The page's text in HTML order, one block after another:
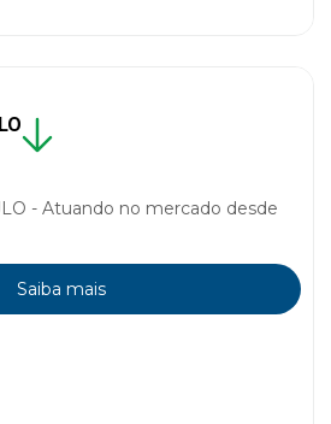
- Atuando no mercado desde
Saiba mais